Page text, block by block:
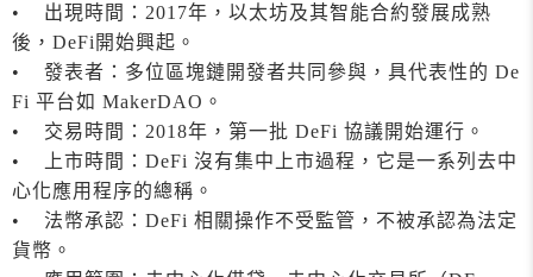
• 出現時間：2017年，以太坊及其智能合約發展成熟
後，DeFi開始興起。
• 發表者：多位區塊鏈開發者共同參與，具代表性的 De
Fi 平台如 MakerDAO。
• 交易時間：2018年，第一批 DeFi 協議開始運行。
• 上市時間：DeFi 沒有集中上市過程，它是一系列去中
心化應用程序的總稱。
• 法幣承認：DeFi 相關操作不受監管，不被承認為法定
貨幣。